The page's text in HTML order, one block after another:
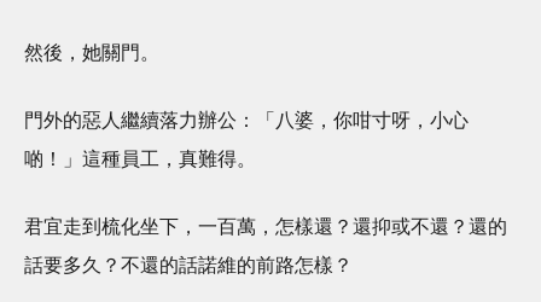
然後，她關門。
門外的惡人繼續落力辦公：「八婆，你咁寸呀，小心
啲！」這種員工，真難得。
君宜走到梳化坐下，一百萬，怎樣還？還抑或不還？還的
話要多久？不還的話諾維的前路怎樣？